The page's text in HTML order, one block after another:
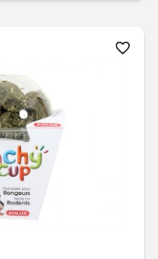
favorite_border